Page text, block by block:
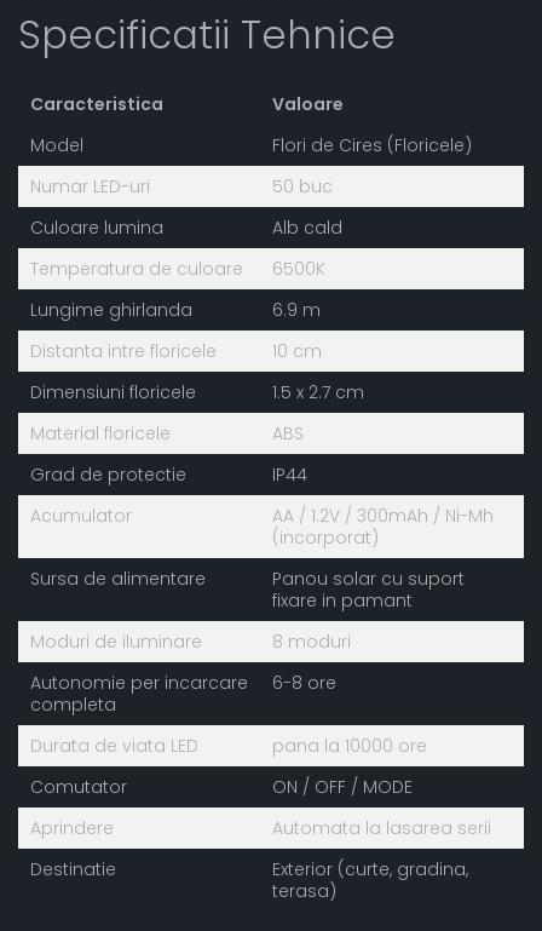
Specificatii Tehnice
Caracteristica
Valoare
Model
Flori de Cires (Floricele)
Numar LED-uri
50 buc
Culoare lumina
Alb cald
Temperatura de culoare
6500K
Lungime ghirlanda
6.9 m
Distanta intre floricele
10 cm
Dimensiuni floricele
1.5 x 2.7 cm
Material floricele
ABS
Grad de protectie
IP44
Acumulator
AA / 1.2V / 300mAh / Ni-Mh
(incorporat)
Sursa de alimentare
Panou solar cu suport
fixare in pamant
Moduri de iluminare
8 moduri
Autonomie per incarcare
completa
6-8 ore
Durata de viata LED
pana la 10000 ore
Comutator
ON / OFF / MODE
Aprindere
Automata la lasarea serii
Destinatie
Exterior (curte, gradina,
terasa)